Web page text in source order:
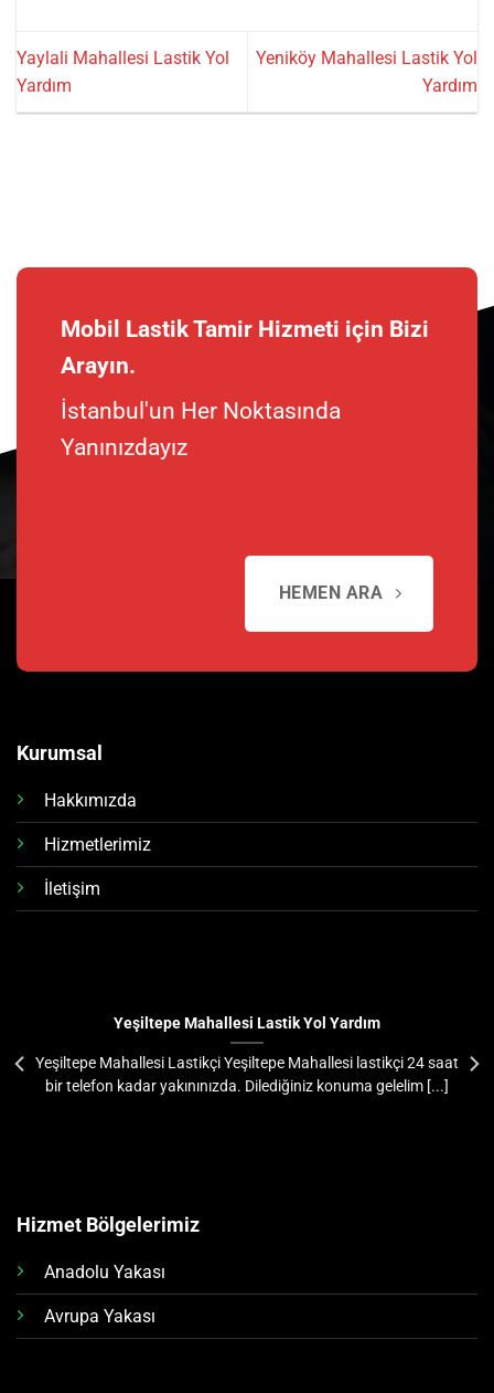
Yaylali Mahallesi Lastik Yol
Yardım
Yeniköy Mahallesi Lastik Yol
Yardım
Mobil Lastik Tamir Hizmeti için Bizi
Arayın.
İstanbul'un Her Noktasında
Yanınızdayız
HEMEN ARA
Kurumsal
Hakkımızda
Hizmetlerimiz
İletişim
Yeşiltepe Mahallesi Lastik Yol Yardım
Yeşiltepe Mahallesi Lastikçi Yeşiltepe Mahallesi lastikçi 24 saat
bir telefon kadar yakınınızda. Dilediğiniz konuma gelelim [...]
Hizmet Bölgelerimiz
Anadolu Yakası
Avrupa Yakası